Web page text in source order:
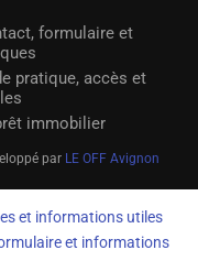
formulaire et
pratique, accès et
immobilier
par LE OFF Avignon
et informations utiles
et informations